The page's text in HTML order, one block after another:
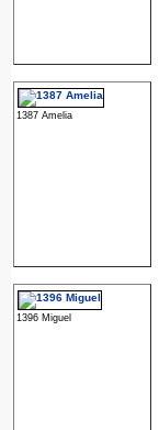
1387 Amelia
1396 Miguel